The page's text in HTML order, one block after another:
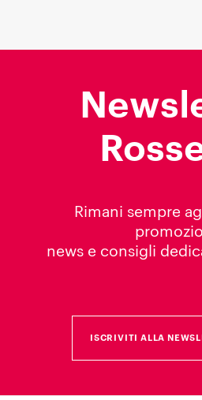
Rimani sempre
news e consigli
ISCRIVITI ALLA